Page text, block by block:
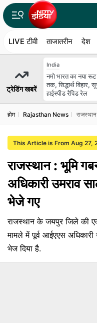
LIVE टीवी ताजातरीन देश
ट्रेडिंग खबरें
India
नमो भारत का नया
तक, सिद्धार्थ
हाईस्पीड रैपिड रेल
होम Rajasthan News
This Article is From Aug 27,
राजस्थान : भूमि
अधिकारी उमराव
भेजे गए
राजस्थान के जयपुर जिले की
मामले में पूर्व आईएएस अधिकारी
भेज दिया है.